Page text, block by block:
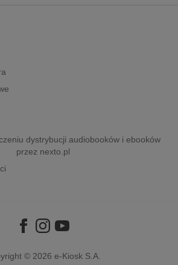
informacyjne
dystrybucji audiobooków i ebooków
przez nexto.pl
© 2026 e-Kiosk S.A.